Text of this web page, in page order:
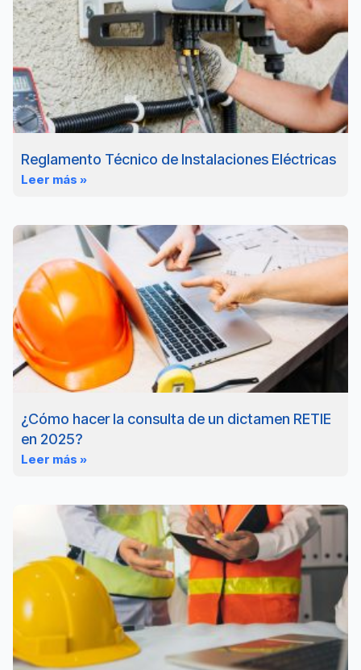
Reglamento Técnico de Instalaciones Eléctricas
Leer más »
¿Cómo hacer la consulta de un dictamen RETIE
en 2025?
Leer más »